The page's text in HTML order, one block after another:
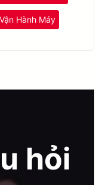
Vận Hành Máy
hỏi